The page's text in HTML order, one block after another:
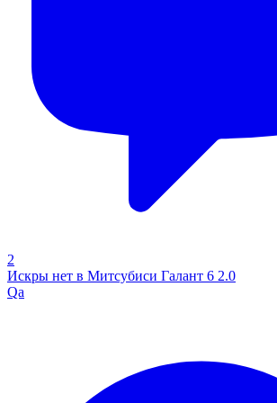
2
Искры нет в Митсубиси Галант 6 2.0
Qa